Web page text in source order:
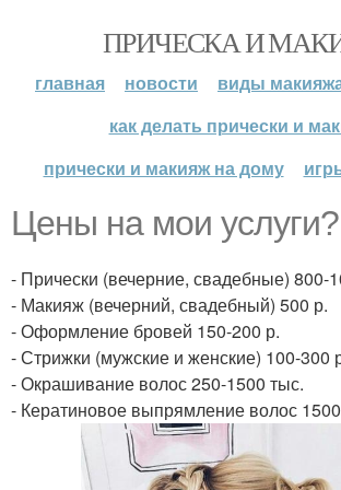
ПРИЧЕСКА И
главная новости
виды
как делать прически и
прически и макияж на дому
Цены на мои услуги?
- Прически (вечерние, свадебные) 800-
- Макияж (вечерний, свадебный) 500 р.
- Оформление бровей 150-200 р.
- Стрижки (мужские и женские) 100-300
- Окрашивание волос 250-1500 тыс.
- Кератиновое выпрямление волос